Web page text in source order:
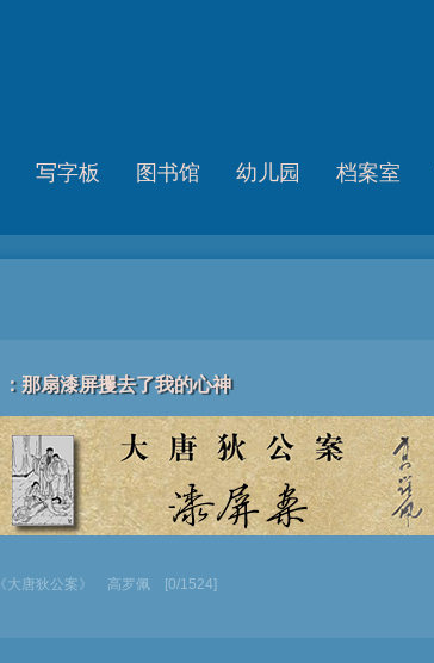
写字板 图书馆 幼儿园 档案室
：那扇漆屏攫去了我的心神
《大唐狄公案》 高罗佩 [0/1524]